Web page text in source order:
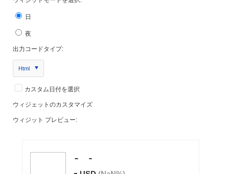
日
夜
出力コードタイプ:
Html
カスタム日付を選択
ウィジェットのカスタマイズ
ウィジット プレビュー: